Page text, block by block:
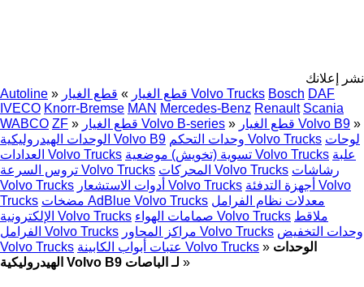
نشر إعلانك
Autoline » قطع الغيار » قطع الغيار Volvo Trucks Bosch DAF
IVECO Knorr-Bremse MAN Mercedes-Benz Renault Scania
WABCO ZF » قطع الغيار Volvo B-series » قطع الغيار Volvo B9 »
الوحدات الهيدروليكية Volvo B9
وحدات التحكم Volvo Trucks لوحات
العدادات Volvo Trucks
تسوية (تخويش) موضعية Volvo Trucks علبة
تروس السرعة Volvo Trucks
المحركات Volvo Trucks رشاشات
Volvo Trucks
أدوات الاستشعار Volvo Trucks أجهزة التدفئة Volvo
Trucks
مضخات AdBlue Volvo Trucks معدلات نظام الفرامل
الإلكترونية Volvo Trucks
صمامات الهواء Volvo Trucks ملاقط
الفرامل Volvo Trucks
مراكز المحاور Volvo Trucks وحدات التخفيض
Volvo Trucks
عتبات أبواب الكابينة Volvo Trucks » الوحدات
الهيدروليكية Volvo B9 لـ الباصات »